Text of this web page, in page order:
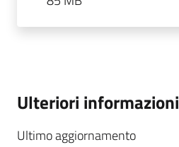
Ulteriori informazioni
Ultimo aggiornamento